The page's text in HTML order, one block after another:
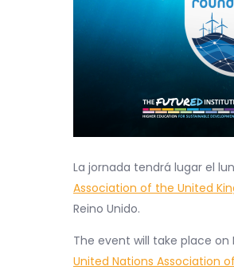
La jornada tendrá lugar el
Association of the United
Reino Unido.
The event will take place
United Nations Association